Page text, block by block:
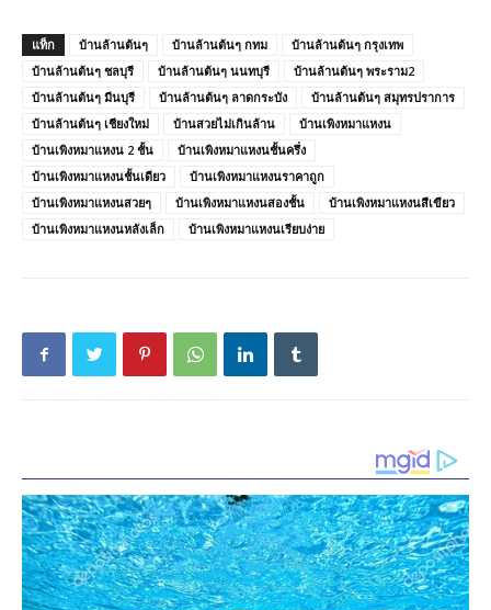
แท็ก บ้านล้านต้นๆ บ้านล้านต้นๆ กทม
บ้านล้านต้นๆ กรุงเทพ
บ้านล้านต้นๆ ชลบุรี
บ้านล้านต้นๆ นนทบุรี
บ้านล้านต้นๆ พระราม2
บ้านล้านต้นๆ มีนบุรี
บ้านล้านต้นๆ ลาดกระบัง
บ้านล้านต้นๆ สมุทรปราการ
บ้านล้านต้นๆ เชียงใหม่
บ้านสวยไม่เกินล้าน
บ้านเพิงหมาแหงน
บ้านเพิงหมาแหงน 2 ชั้น
บ้านเพิงหมาแหงนชั้นครึ่ง
บ้านเพิงหมาแหงนชั้นเดียว
บ้านเพิงหมาแหงนราคาถูก
บ้านเพิงหมาแหงนสวยๆ
บ้านเพิงหมาแหงนสองชั้น
บ้านเพิงหมาแหงนสีเขียว
บ้านเพิงหมาแหงนหลังเล็ก
บ้านเพิงหมาแหงนเรียบง่าย